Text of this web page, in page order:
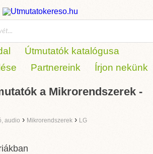
Útmutatók katalógusa
Partnereink Írjon nekünk
a Mikrorendszerek -
audio › Mikrorendszerek › LG